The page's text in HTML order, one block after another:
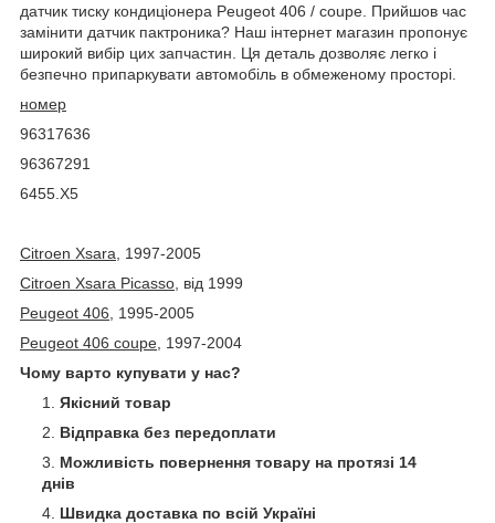
датчик тиску кондиціонера Peugeot 406 / coupe. Прийшов час
замінити датчик пактроника? Наш інтернет магазин пропонує
широкий вибір цих запчастин. Ця деталь дозволяє легко і
безпечно припаркувати автомобіль в обмеженому просторі.
номер
96317636
96367291
6455.X5
Citroen Xsara,
1997-2005
Citroen Xsara Picasso, від 1999
Peugeot 406,
1995-2005
Peugeot 406 coupe, 1997-2004
Чому варто купувати у нас?
Якісний товар
Відправка без передоплати
Можливість повернення товару на протязі 14
днів
Швидка доставка по всій Україні